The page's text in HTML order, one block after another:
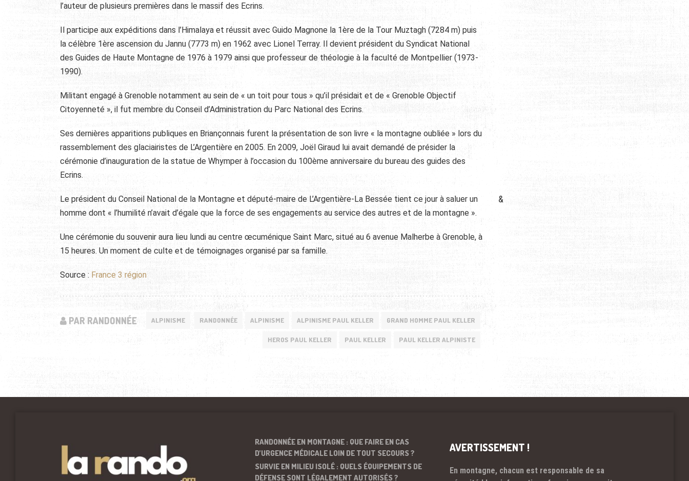
l’auteur de plusieurs premières dans le massif des Ecrins.
Il participe aux expéditions dans l’Himalaya et réussit avec Guido Magnone la 1ère de la Tour Muztagh (7284 m) puis
la célèbre 1ère ascension du Jannu (7773 m) en 1962 avec Lionel Terray. Il devient président du Syndicat National
des Guides de Haute Montagne de 1976 à 1979 ainsi que professeur de théologie à la faculté de Montpellier (1973-
1990).
Militant engagé à Grenoble notamment au sein de « un toit pour tous » qu’il présidait et de « Grenoble Objectif
Citoyenneté », il fut membre du Conseil d’Administration du Parc National des Ecrins.
Ses dernières apparitions publiques en Briançonnais furent la présentation de son livre « la montagne oubliée » lors du
rassemblement des glaciairistes de L’Argentière en 2005. En 2009, Joël Giraud lui avait demandé de présider la
cérémonie d’inauguration de la statue de Whymper à l’occasion du 100ème anniversaire du bureau des guides des
Ecrins.
Le président du Conseil National de la Montagne et député-maire de L’Argentière-La Bessée tient ce jour à saluer un
homme dont « l’humilité n’avait d’égale que la force de ses engagements au service des autres et de la montagne ».
Une cérémonie du souvenir aura lieu lundi au centre œcuménique Saint Marc, situé au 6 avenue Malherbe à Grenoble, à
15 heures. Un moment de culte et de témoignages organisé par sa famille.
Source : France 3 région
PAR RANDONNÉE ALPINISME RANDONNÉE ALPINISME ALPINISME PAUL KELLER GRAND HOMME PAUL KELLER
HEROS PAUL KELLER PAUL KELLER PAUL KELLER ALPINISTE
&
RANDONNÉE EN MONTAGNE : QUE FAIRE EN CAS
D’URGENCE MÉDICALE LOIN DE TOUT SECOURS ?
SURVIE EN MILIEU ISOLÉ : QUELS ÉQUIPEMENTS DE
DÉFENSE SONT LÉGALEMENT AUTORISÉS ?
AVERTISSEMENT !
En montagne, chacun est responsable de sa